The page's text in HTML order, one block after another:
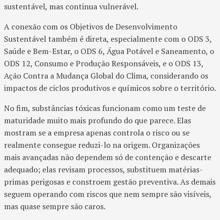
sustentável, mas continua vulnerável.
A conexão com os Objetivos de Desenvolvimento
Sustentável também é direta, especialmente com o ODS 3,
Saúde e Bem-Estar, o ODS 6, Água Potável e Saneamento, o
ODS 12, Consumo e Produção Responsáveis, e o ODS 13,
Ação Contra a Mudança Global do Clima, considerando os
impactos de ciclos produtivos e químicos sobre o território.
No fim, substâncias tóxicas funcionam como um teste de
maturidade muito mais profundo do que parece. Elas
mostram se a empresa apenas controla o risco ou se
realmente consegue reduzi-lo na origem. Organizações
mais avançadas não dependem só de contenção e descarte
adequado; elas revisam processos, substituem matérias-
primas perigosas e constroem gestão preventiva. As demais
seguem operando com riscos que nem sempre são visíveis,
mas quase sempre são caros.